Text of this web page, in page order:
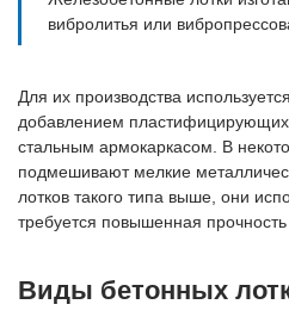
вибролитья или
Для их производства
добавлением
стальным армокаркасом. В
подмешивают мелкие
лотков такого типа выше, они
требуется повышенная прочность
Виды бетонных